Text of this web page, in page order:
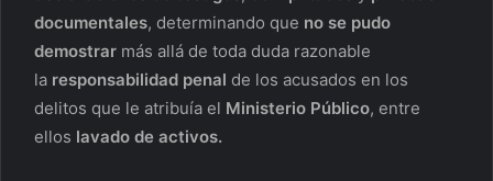
documentales, determinando que no se pudo
demostrar más allá de toda duda razonable
la responsabilidad penal de los acusados en los
delitos que le atribuía el Ministerio Público, entre
ellos lavado de activos.